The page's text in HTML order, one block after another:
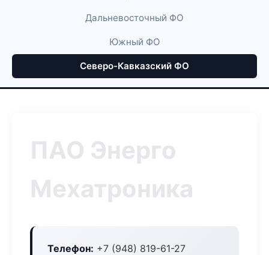
Дальневосточный ФО
Южный ФО
Северо-Кавказский ФО
ПАО Энерго
Мехатроника
Телефон: +7 (948) 819-61-27